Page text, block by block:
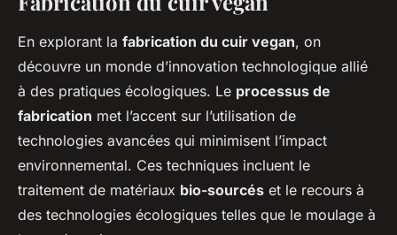
En explorant la fabrication du cuir vegan, on
découvre un monde d’innovation technologique allié
à des pratiques écologiques. Le processus de
fabrication met l’accent sur l’utilisation de
technologies avancées qui minimisent l’impact
environnemental. Ces techniques incluent le
traitement de matériaux bio-sourcés et le recours à
des technologies écologiques telles que le moulage à